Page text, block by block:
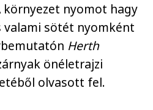
környezet nyomot hagy
valami sötét nyomként
Herth
önéletrajzi
olvasott fel.